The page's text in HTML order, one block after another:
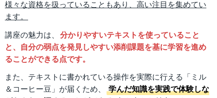
様々な資格を扱っていることもあり、高い注目を集めてい
ます。
講座の魅力は、 分かりやすいテキストを使っていること
と、自分の弱点を発見しやすい添削課題を基に学習を進め
ることができる点です。
また、テキストに書かれている操作を実際に行える「ミル
＆コーヒー豆」が届くため、
学んだ知識を実践で体験しな